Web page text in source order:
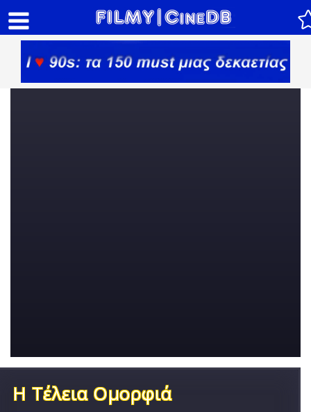
Η Τέλεια Ομορφιά